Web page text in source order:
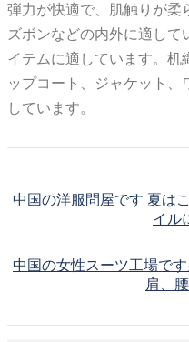
弾力が快適で、肌触りが柔
ズボンなどの内外に適して
イテムに適しています。机
ップコート、ジャケット、
しています。
中国の洋服問屋です 夏は
イル
中国の女性スーツ工場で
肩、